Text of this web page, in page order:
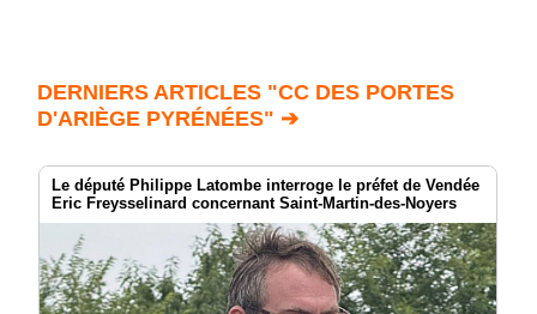
DERNIERS ARTICLES "CC DES PORTES
D'ARIÈGE PYRÉNÉES" ➔
Le député Philippe Latombe interroge le préfet de Vendée
Eric Freysselinard concernant Saint-Martin-des-Noyers